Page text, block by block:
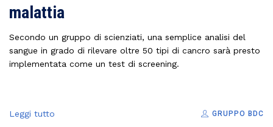
malattia
Secondo un gruppo di scienziati, una semplice analisi del
sangue in grado di rilevare oltre 50 tipi di cancro sarà presto
implementata come un test di screening.
Leggi tutto GRUPPO BDC